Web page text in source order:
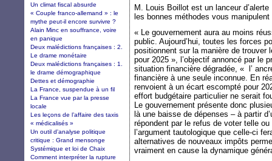
M. Louis Boillot est un lanceur
les bonnes méthodes vous manipulent
« Le gouvernement aura au moins
public. Aujourd’hui, toutes les forces
positionnent sur la manière de trouver
pour 2025 », l’objectif annoncé par le
situation financière dégradée, « l’
financière à une seule inconnue. En
renvoient à un écart escompté pour
effort budgétaire particulier ne serait
Le gouvernement présente donc
là une baisse de dépenses – à partir
répondent par le refus de voter telle
l’argument tautologique que celle-ci
alternatives de nouveaux impôts
vraiment en cause la dynamique
Un climat fiscal absurde
« Couple franco-allemand » : le
mythe peut-il encore survivre ?
Alain Minc en souffrance, voire
en panique
Deux malédictions françaises : 2.
Le drame monétaire
Deux malédictions françaises : 1.
le drame démographique
Dettes et démographie
La France, suspendue à un fil
La France vue par la presse
locale
Les leçons de l’affaire des taxis
« médicalisés »
Un outil d'analyse politique
critique : Grand mensonge
Systémique et loi de Chaix
Comment interpréter la rupture